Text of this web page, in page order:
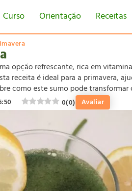
Curso Orientação Receitas
opção refrescante, rica em
receita é ideal para a primavera,
como este sumo pode transformar
0(0) Avaliar